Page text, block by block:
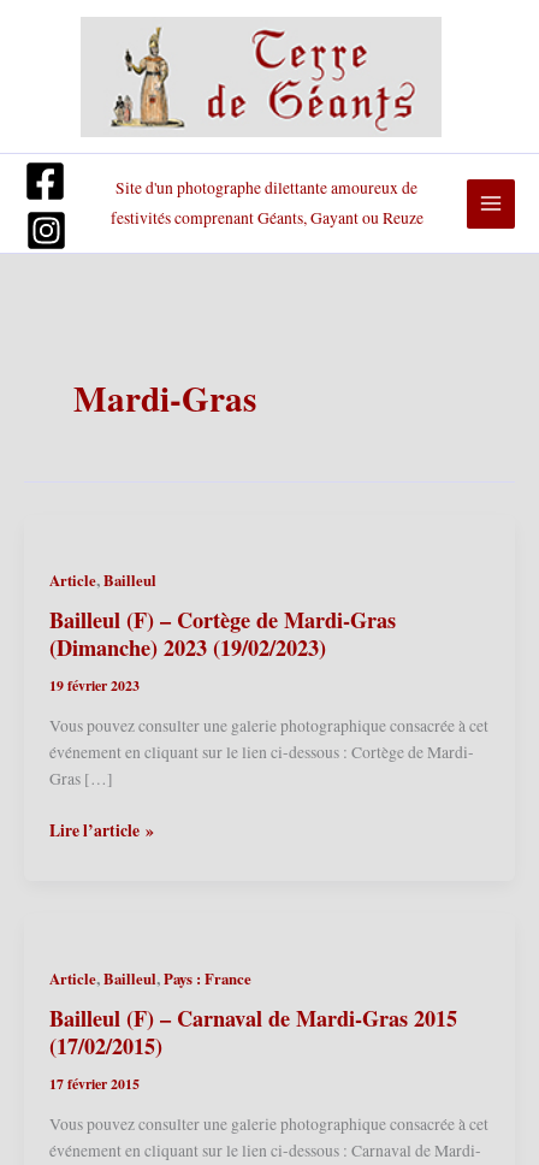
Site d'un photographe dilettante amoureux de
festivités comprenant Géants, Gayant ou Reuze
Mardi-Gras
Article,Bailleul
Bailleul (F) – Cortège de Mardi-Gras
(Dimanche) 2023 (19/02/2023)
19 février 2023
Vous pouvez consulter une galerie photographique consacrée à cet
événement en cliquant sur le lien ci-dessous : Cortège de Mardi-
Gras […]
Bailleul
Gras
(Dimanche)
2023
Lire l’article »
Article,Bailleul,Pays : France
Bailleul (F) – Carnaval de Mardi-Gras 2015
(17/02/2015)
17 février 2015
Vous pouvez consulter une galerie photographique consacrée à cet
événement en cliquant sur le lien ci-dessous : Carnaval de Mardi-